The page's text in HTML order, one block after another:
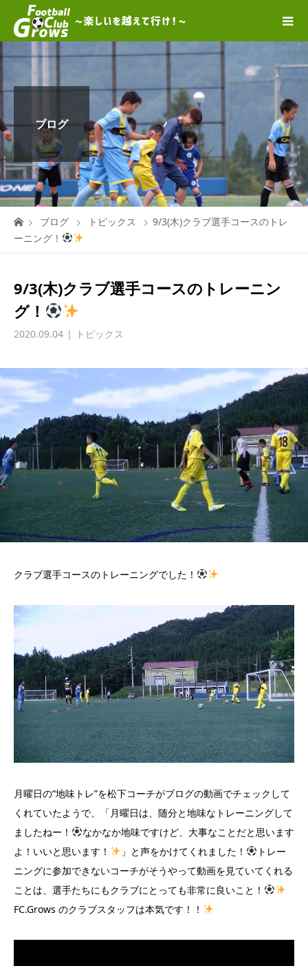
ブログ
ブログ トピックス
9/3(木)クラブ選手コースのトレ
ーニング！
9/3(木)クラブ選手コースのトレーニン
グ！
2020.09.04 トピックス
クラブ選手コースのトレーニングでした！
月曜日の“地味トレ”を松下コーチがブログの動画でチェックして
くれていたようで、「月曜日は、随分と地味なトレーニングして
ましたねー！
なかなか地味ですけど、大事なことだと思います
よ！いいと思います！
」と声をかけてくれました！
トレー
ニングに参加できないコーチがそうやって動画を見ていてくれる
ことは、選手たちにもクラブにとっても非常に良いこと！
FC.Grows のクラブスタッフは本気です！！